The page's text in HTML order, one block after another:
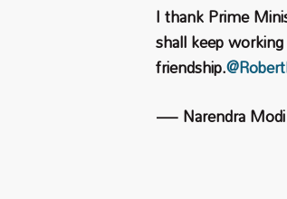
I thank Prime
shall keep
friendship.
— Narendra Modi